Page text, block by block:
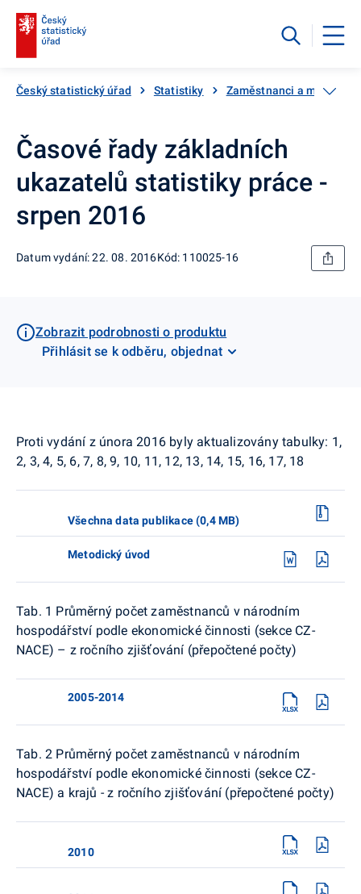
Český statistický úřad Statistiky Zaměstnanci a mzdy
Časové řady základních
ukazatelů statistiky práce -
srpen 2016
Datum vydání: 22. 08. 2016Kód: 110025-16
Zobrazit podrobnosti o produktu
Přihlásit se k odběru, objednat
Proti vydání z února 2016 byly aktualizovány tabulky: 1,
2, 3, 4, 5, 6, 7, 8, 9, 10, 11, 12, 13, 14, 15, 16, 17, 18
Všechna data publikace (0,4 MB)
Metodický úvod
Tab. 1 Průměrný počet zaměstnanců v národním
hospodářství podle ekonomické činnosti (sekce CZ-
NACE) – z ročního zjišťování (přepočtené počty)
2005-2014
Tab. 2 Průměrný počet zaměstnanců v národním
hospodářství podle ekonomické činnosti (sekce CZ-
NACE) a krajů - z ročního zjišťování (přepočtené počty)
2010